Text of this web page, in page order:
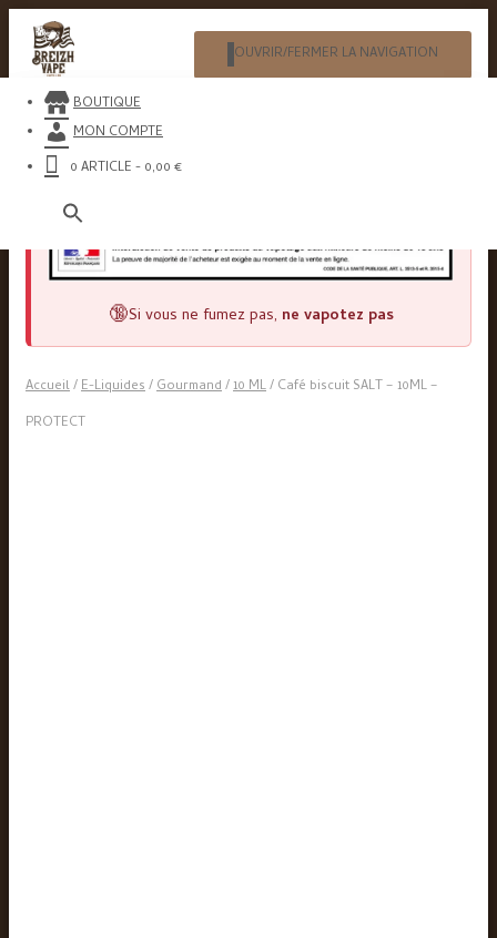
OUVRIR/FERMER LA NAVIGATION
​BOUTIQUE
MON COMPTE
0 ARTICLE
0,00 €
🔞Si vous ne fumez pas, ne vapotez pas
Accueil/E-Liquides/Gourmand/10 ML/ Café biscuit SALT – 10ML –
PROTECT